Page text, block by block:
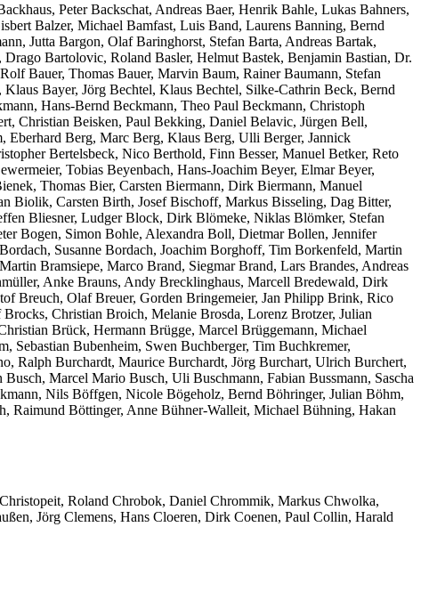
Peter Backschat, Andreas Baer, Henrik Bahle, Lukas Bahners,
Balzer, Michael Bamfast, Luis Band, Laurens Banning, Bernd
Jutta Bargon, Olaf Baringhorst, Stefan Barta, Andreas Bartak,
Bartolovic, Roland Basler, Helmut Bastek, Benjamin Bastian, Dr.
Bauer, Thomas Bauer, Marvin Baum, Rainer Baumann, Stefan
Bayer, Jörg Bechtel, Klaus Bechtel, Silke-Cathrin Beck, Bernd
Hans-Bernd Beckmann, Theo Paul Beckmann, Christoph
Christian Beisken, Paul Bekking, Daniel Belavic, Jürgen Bell,
Eberhard Berg, Marc Berg, Klaus Berg, Ulli Berger, Jannick
Bertelsbeck, Nico Berthold, Finn Besser, Manuel Betker, Reto
Tobias Beyenbach, Hans-Joachim Beyer, Elmar Beyer,
Thomas Bier, Carsten Biermann, Dirk Biermann, Manuel
Biolik, Carsten Birth, Josef Bischoff, Markus Bisseling, Dag Bitter,
Bliesner, Ludger Block, Dirk Blömeke, Niklas Blömker, Stefan
Bogen, Simon Bohle, Alexandra Boll, Dietmar Bollen, Jennifer
Susanne Bordach, Joachim Borghoff, Tim Borkenfeld, Martin
Bramsiepe, Marco Brand, Siegmar Brand, Lars Brandes, Andreas
Anke Brauns, Andy Brecklinghaus, Marcell Bredewald, Dirk
Breuch, Olaf Breuer, Gorden Bringemeier, Jan Philipp Brink, Rico
Christian Broich, Melanie Brosda, Lorenz Brotzer, Julian
Brück, Hermann Brügge, Marcel Brüggemann, Michael
Sebastian Bubenheim, Swen Buchberger, Tim Buchkremer,
Ralph Burchardt, Maurice Burchardt, Jörg Burchart, Ulrich Burchert,
Marcel Mario Busch, Uli Buschmann, Fabian Bussmann, Sascha
Nils Böffgen, Nicole Bögeholz, Bernd Böhringer, Julian Böhm,
Raimund Böttinger, Anne Bühner-Walleit, Michael Bühning, Hakan
Roland Chrobok, Daniel Chrommik, Markus Chwolka,
Jörg Clemens, Hans Cloeren, Dirk Coenen, Paul Collin, Harald